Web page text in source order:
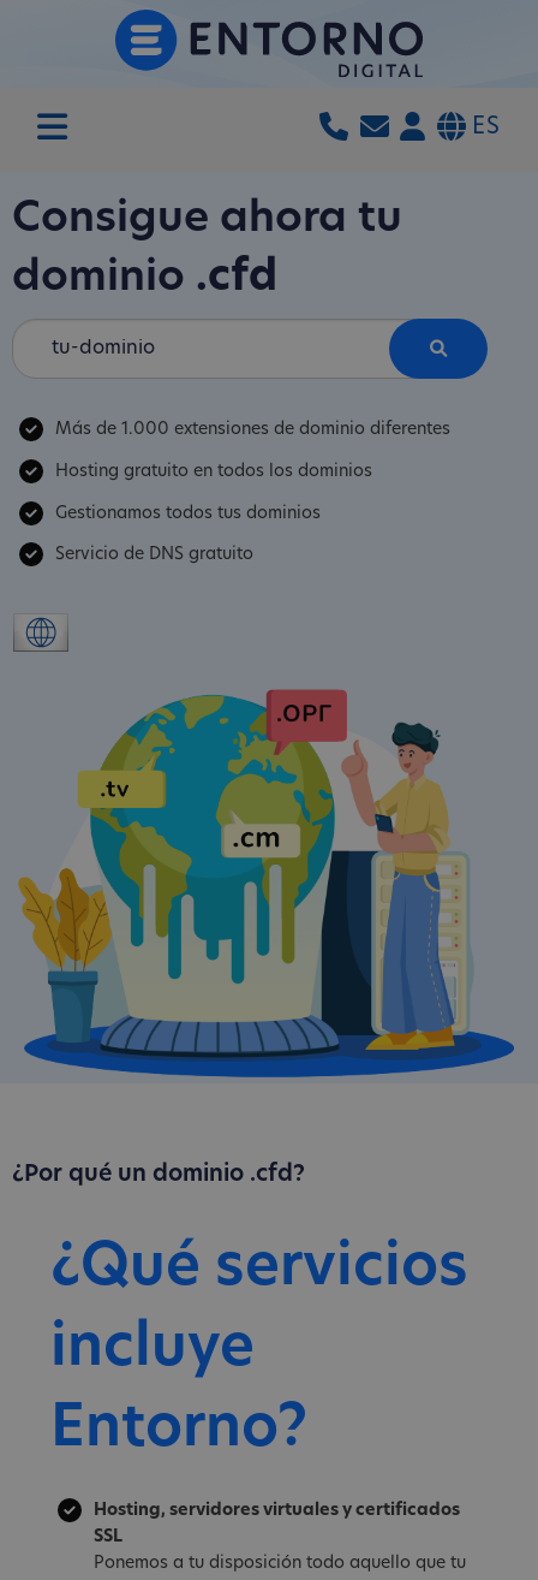
ES
Consigue ahora tu
dominio .cfd
Más de 1.000 extensiones de dominio diferentes
Hosting gratuito en todos los dominios
Gestionamos todos tus dominios
Servicio de DNS gratuito
¿Por qué un dominio .cfd?
¿Qué servicios
incluye
Entorno?
Hosting, servidores virtuales y certificados
SSL
Ponemos a tu disposición todo aquello que tu